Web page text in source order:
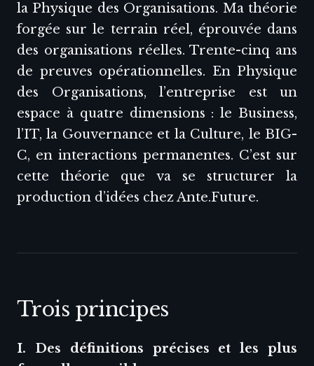
la Physique des Organisations. Ma théorie
forgée sur le terrain réel, éprouvée dans
des organisations réelles. Trente-cinq ans
de preuves opérationnelles. En Physique
des Organisations, l’entreprise est un
espace à quatre dimensions : le Business,
l’IT, la Gouvernance et la Culture, le BIG-
C, en interactions permanentes. C’est sur
cette théorie que va se structurer la
production d’idées chez Ante.Future.
Trois principes
I. Des définitions précises et les plus